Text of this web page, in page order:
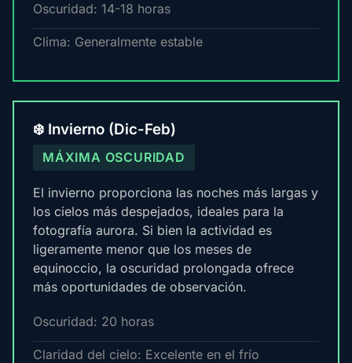
Oscuridad: 14-18 horas
Clima: Generalmente estable
❄️ Invierno (Dic-Feb)
MÁXIMA OSCURIDAD
El invierno proporciona las noches más largas y
los cielos más despejados, ideales para la
fotografía aurora. Si bien la actividad es
ligeramente menor que los meses de
equinoccio, la oscuridad prolongada ofrece
más oportunidades de observación.
Oscuridad: 20 horas
Claridad del cielo: Excelente en el frío